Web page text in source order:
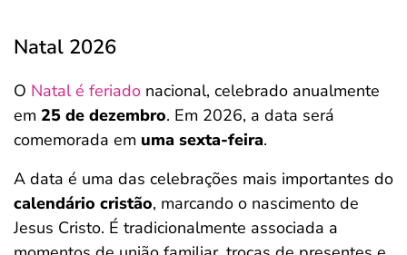
Natal 2026
O Natal é feriado nacional, celebrado anualmente
em 25 de dezembro. Em 2026, a data será
comemorada em uma sexta-feira.
A data é uma das celebrações mais importantes do
calendário cristão, marcando o nascimento de
Jesus Cristo. É tradicionalmente associada a